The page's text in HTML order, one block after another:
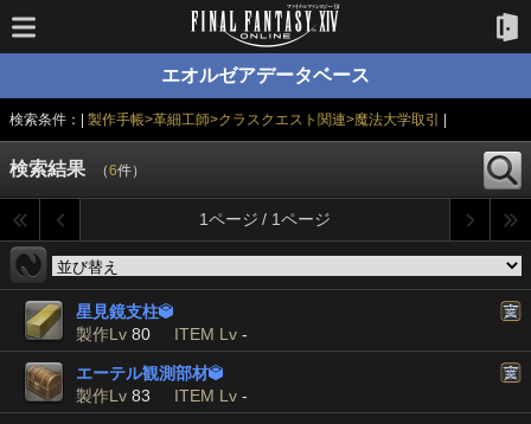
エオルゼアデータベース
検索条件：| 製作手帳>革細工師>クラスクエスト関連>魔法大学取引
検索結果 （6件）
1ページ / 1ページ
星見鏡支柱
製作Lv 80 ITEM Lv -
エーテル観測部材
製作Lv 83 ITEM Lv -